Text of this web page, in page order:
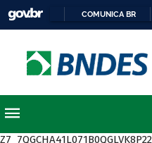
COMUNICA BR